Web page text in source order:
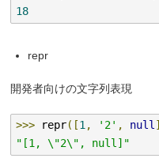
18
repr
開発者向けの文字列表現
>>> repr([1, '2' , null
"[1, \"2\", null]"